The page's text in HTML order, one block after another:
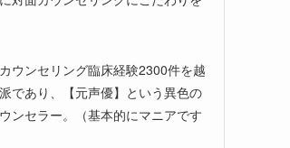
ウンセリング臨床経験2300件を越
であり、【元声優】という異色の
ンセラー。（基本的にマニアです